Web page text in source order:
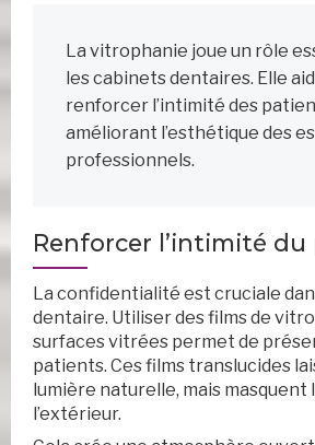
La vitrophanie joue un rôle
les cabinets dentaires. Elle
renforcer l’intimité des
améliorant l’esthétique des
professionnels.
Renforcer l’intimité
La confidentialité est cruciale
dentaire. Utiliser des films de
surfaces vitrées permet de
patients. Ces films translucides
lumière naturelle, mais masquent
l’extérieur.